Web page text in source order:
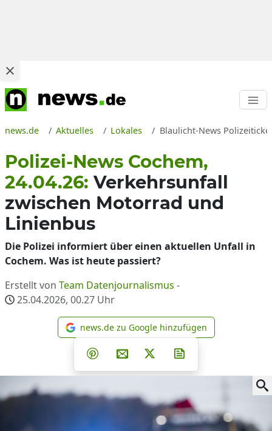
news.de Aktuelles Lokales Blaulicht-News
Polizei-News Cochem,
24.04.26: Verkehrsunfall
zwischen Motorrad und
Linienbus
Die Polizei informiert über einen aktuellen Unfall in
Cochem. Was ist heute passiert?
Erstellt von Team Datenjournalismus -
25.04.2026, 00.27 Uhr
news.de zu Google
news.de zu Google hinzufügen
Teilen auf Facebook
Teilen auf Whatsapp
Teilen auf Telegram
Teilen auf Pinterest
Per E-Mail teilen
Post auf X